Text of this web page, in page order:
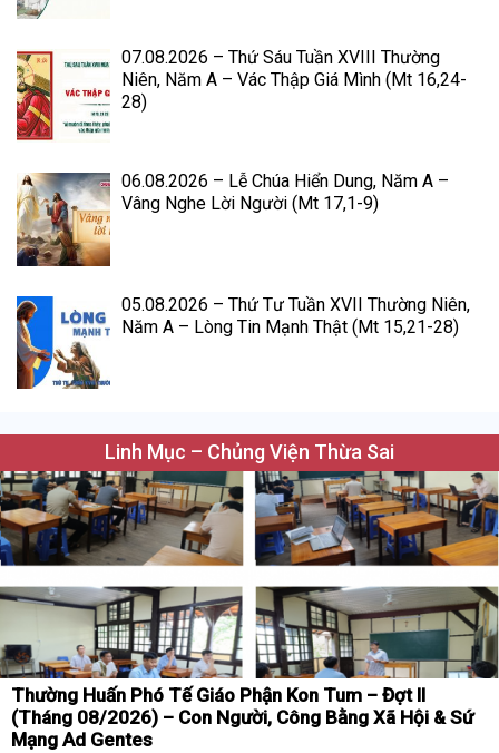
07.08.2026 – Thứ Sáu Tuần XVIII Thường
Niên, Năm A – Vác Thập Giá Mình (Mt 16,24-
28)
06.08.2026 – Lễ Chúa Hiển Dung, Năm A –
Vâng Nghe Lời Người (Mt 17,1-9)
05.08.2026 – Thứ Tư Tuần XVII Thường Niên,
Năm A – Lòng Tin Mạnh Thật (Mt 15,21-28)
Linh Mục – Chủng Viện Thừa Sai
Thường Huấn Phó Tế Giáo Phận Kon Tum – Đợt II
(Tháng 08/2026) – Con Người, Công Bằng Xã Hội & Sứ
Mạng Ad Gentes